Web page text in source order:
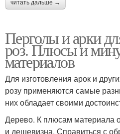
читать дальше →
Перголы и арки
роз. Плюсы и
материалов
Для изготовления арок и
розу применяются самые
них обладает своими
Дерево. К плюсам материала
и дешевизна. Справиться с